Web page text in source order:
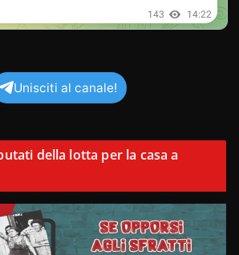
Unisciti al canale!
della lotta per la casa a